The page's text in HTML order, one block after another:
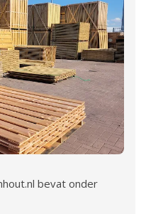
bevat onder